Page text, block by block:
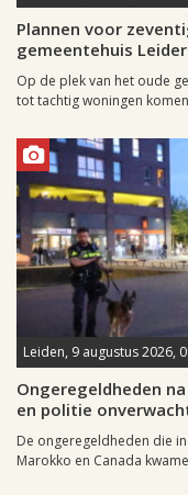
Plannen voor
gemeentehuis
Op de plek van het oude
tot tachtig woningen
Leiden, 9 augustus 2026,
Ongeregeldheden
en politie
De ongeregeldheden die
Marokko en Canada